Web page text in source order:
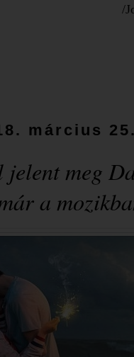
/
március
meg
a